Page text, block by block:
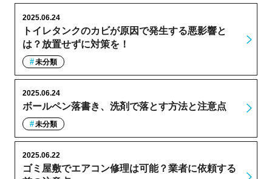
トイレタンクのカビが原因で発生する悪影響と
は？放置せずに対策を！
2025.06.24
未分類
ボールペン落書き、洗剤で落とす方法と注意点
2025.06.24
未分類
ゴミ屋敷でエアコン修理は可能？業者に依頼する
2025.06.22